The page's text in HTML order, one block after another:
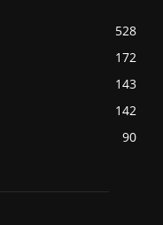
528
172
143
142
90